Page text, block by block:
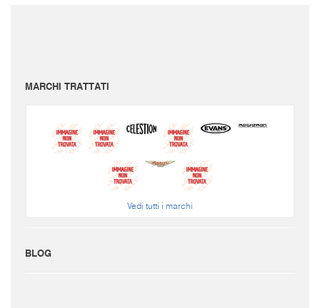
MARCHI TRATTATI
Vedi tutti i marchi
BLOG